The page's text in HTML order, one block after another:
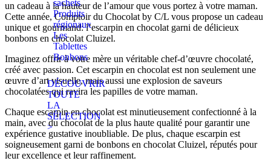
sachets
Produits
régionaux
Les
Tablettes
Bonbons
DÉCOUVRIR
TOUTE
LA
SÉLECTION
>
un cadeau à la hauteur de l’amour que vous portez à votre maman.
Cette année, Comptoir du Chocolat by C/L vous propose un cadeau
unique et gourmand: l’escarpin en chocolat garni de délicieux
bonbons en chocolat Cluizel.
Imaginez offrir à votre mère un véritable chef-d’œuvre chocolaté,
créé avec passion. Cet escarpin en chocolat est non seulement une
œuvre d’art visuelle, mais aussi une explosion de saveurs
chocolatées qui ravira les papilles de votre maman.
Chaque escarpin en chocolat est minutieusement confectionné à la
main, avec du chocolat de la plus haute qualité pour garantir une
expérience gustative inoubliable. De plus, chaque escarpin est
soigneusement garni de bonbons en chocolat Cluizel, réputés pour
leur excellence et leur raffinement.